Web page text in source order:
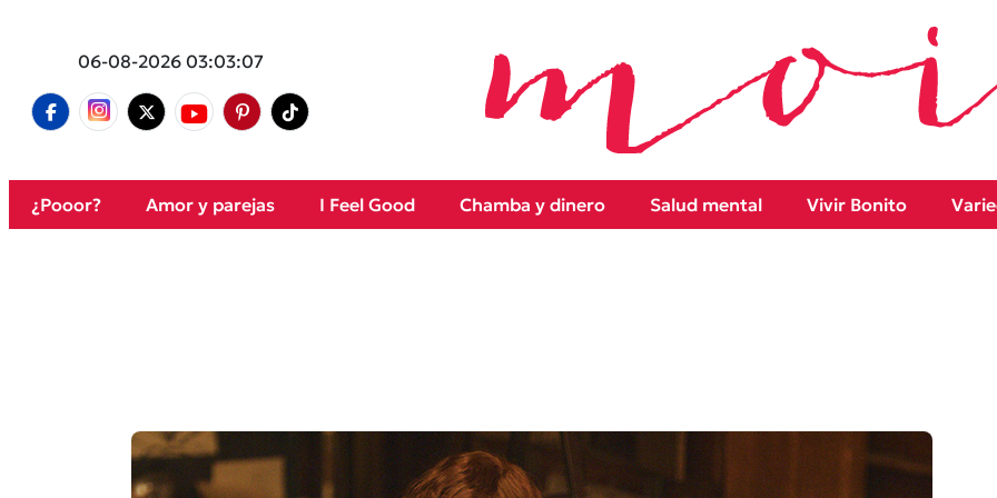
06-08-2026 03:03:07
¿Pooor? Amor y parejas I Feel Good Chamba y dinero Salud mental Vivir Bonito